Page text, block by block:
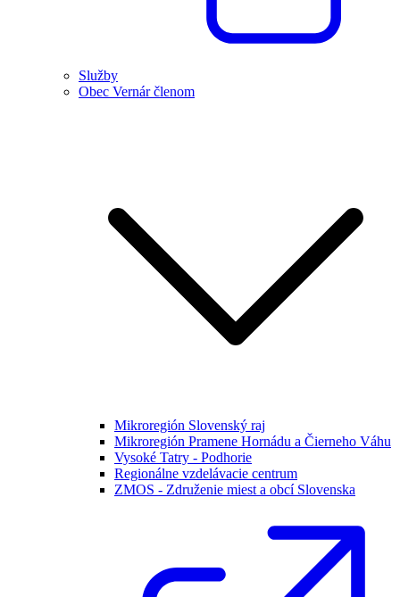
Služby
Obec Vernár členom
Mikroregión Slovenský raj
Mikroregión Pramene Hornádu a Čierneho Váhu
Vysoké Tatry - Podhorie
Regionálne vzdelávacie centrum
ZMOS - Združenie miest a obcí Slovenska